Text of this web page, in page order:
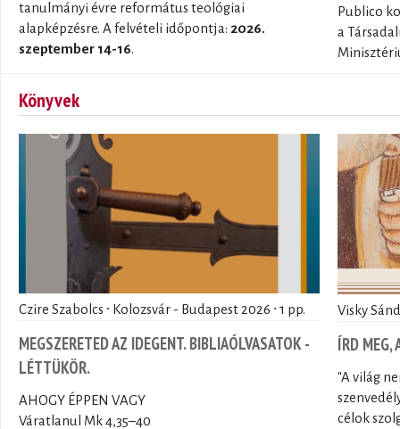
tanulmányi évre református teológiai
alapképzésre. A felvételi időpontja: 2026.
szeptember 14-16.
Publico
a
Könyvek
Czire Szabolcs ∙ Kolozsvár - Budapest 2026 ∙ 1 pp.
MEGSZERETED AZ IDEGENT. BIBLIAÓLVASATOK -
LÉTTÜKÖR.
AHOGY ÉPPEN VAGY
Váratlanul Mk 4,35–40
Visky
ÍRD MEG,
"A világ
célok